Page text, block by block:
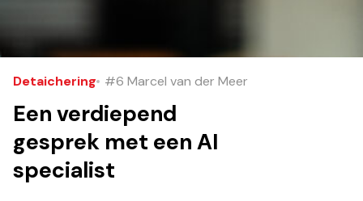
Detaichering #6 Marcel van der Meer
Een verdiepend
gesprek met een AI
specialist